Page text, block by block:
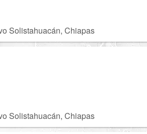
Solistahuacán, Chiapas
Solistahuacán, Chiapas